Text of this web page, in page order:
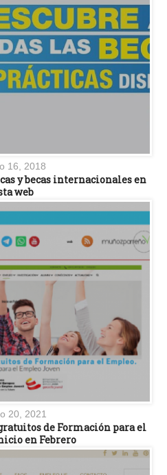
16, 2018
y becas internacionales en
web
20, 2021
de Formación para el
en Febrero